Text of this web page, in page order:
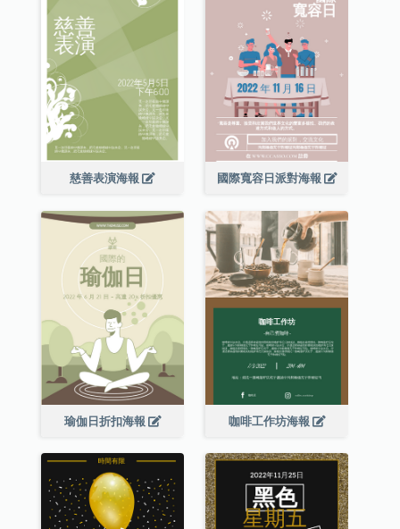
慈善表演海報 國際寬容日派對海報
瑜伽日折扣海報 咖啡工作坊海報